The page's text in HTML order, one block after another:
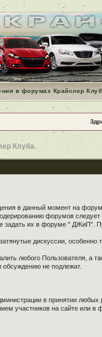
в форумах Крайслер
Клуба.
в данный момент на
форумов
их в форуме " ДЖиП".
дискуссии,
любого Пользователя, а
не подлежат.
в принятии
участников на сайте или